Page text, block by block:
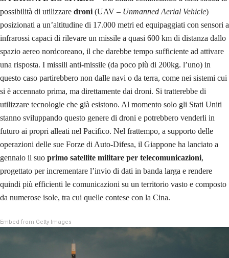
possibilità di utilizzare droni (UAV – Unmanned Aerial Vehicle)
posizionati a un’altitudine di 17.000 metri ed equipaggiati con sensori a
infrarossi capaci di rilevare un missile a quasi 600 km di distanza dallo
spazio aereo nordcoreano, il che darebbe tempo sufficiente ad attivare
una risposta. I missili anti-missile (da poco più di 200kg. l’uno) in
questo caso partirebbero non dalle navi o da terra, come nei sistemi cui
si è accennato prima, ma direttamente dai droni. Si tratterebbe di
utilizzare tecnologie che già esistono. Al momento solo gli Stati Uniti
stanno sviluppando questo genere di droni e potrebbero venderli in
futuro ai propri alleati nel Pacifico. Nel frattempo, a supporto delle
operazioni delle sue Forze di Auto-Difesa, il Giappone ha lanciato a
gennaio il suo primo satellite militare per telecomunicazioni,
progettato per incrementare l’invio di dati in banda larga e rendere
quindi più efficienti le comunicazioni su un territorio vasto e composto
da numerose isole, tra cui quelle contese con la Cina.
Embed from Getty Images